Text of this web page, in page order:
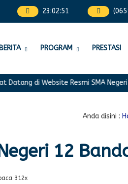
23:02:52
BERITA PROGRAM PRESTASI
di Website Resmi SMA Negeri
Anda disini :
12
312x